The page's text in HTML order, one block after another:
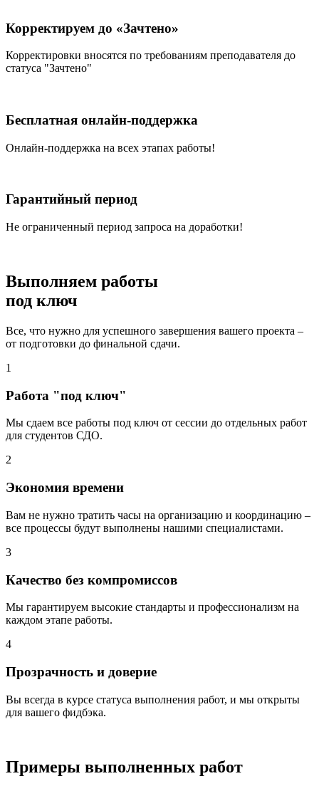
Корректируем до «Зачтено»
Корректировки вносятся по требованиям преподавателя до
статуса "Зачтено"
Бесплатная онлайн-поддержка
Онлайн-поддержка на всех этапах работы!
Гарантийный период
Не ограниченный период запроса на доработки!
Выполняем работы
под ключ
Все, что нужно для успешного завершения вашего проекта –
от подготовки до финальной сдачи.
1
Работа "под ключ"
Мы сдаем все работы под ключ от сессии до отдельных работ
для студентов СДО.
2
Экономия времени
Вам не нужно тратить часы на организацию и координацию –
все процессы будут выполнены нашими специалистами.
3
Качество без компромиссов
Мы гарантируем высокие стандарты и профессионализм на
каждом этапе работы.
4
Прозрачность и доверие
Вы всегда в курсе статуса выполнения работ, и мы открыты
для вашего фидбэка.
Примеры выполненных работ